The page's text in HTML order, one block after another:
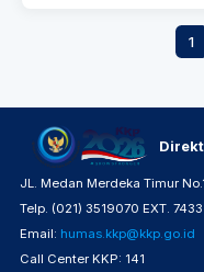
1
JL. Medan Merdeka Timur
Telp. (021) 3519070 EXT.
Email: humas.kkp@kkp.go.id
Call Center KKP: 141